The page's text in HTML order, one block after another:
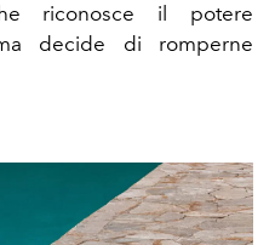
riconosce il potere
decide di romperne